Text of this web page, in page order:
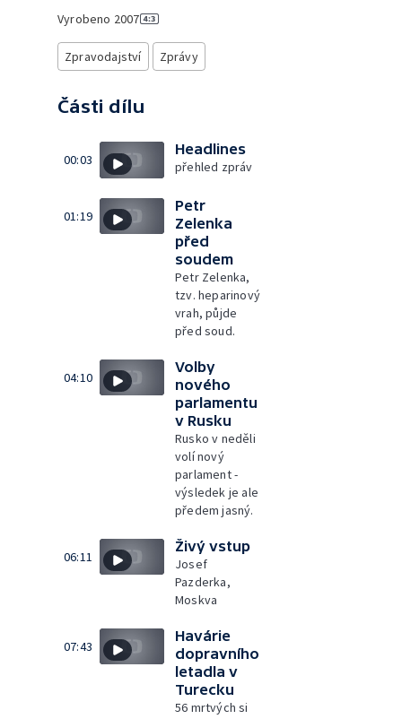
Vyrobeno 2007
Zpravodajství Zprávy
Části dílu
00:03
Headlines
přehled zpráv
01:19
Petr
Zelenka
před
soudem
Petr Zelenka,
tzv. heparinový
vrah, půjde
před soud.
04:10
Volby
nového
parlamentu
v Rusku
Rusko v neděli
volí nový
parlament -
výsledek je ale
předem jasný.
06:11
Živý vstup
Josef
Pazderka,
Moskva
07:43
Havárie
dopravního
letadla v
Turecku
56 mrtvých si